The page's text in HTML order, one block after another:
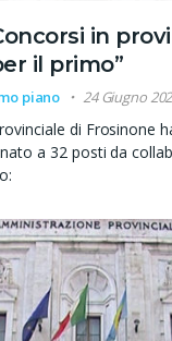
in
il primo”
piano 24 Giugno
di Frosinone
a 32 posti da